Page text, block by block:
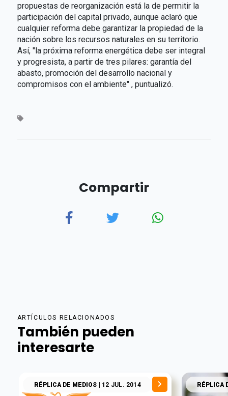
propuestas de reorganización está la de permitir la
participación del capital privado, aunque aclaró que
cualquier reforma debe garantizar la propiedad de la
nación sobre los recursos naturales en su territorio.
Así, "la próxima reforma energética debe ser integral
y progresista, a partir de tres pilares: garantía del
abasto, promoción del desarrollo nacional y
compromisos con el ambiente" , puntualizó.
Compartir
ARTÍCULOS RELACIONADOS
También pueden
interesarte
RÉPLICA DE MEDIOS | 12 JUL. 2014 RÉPLICA